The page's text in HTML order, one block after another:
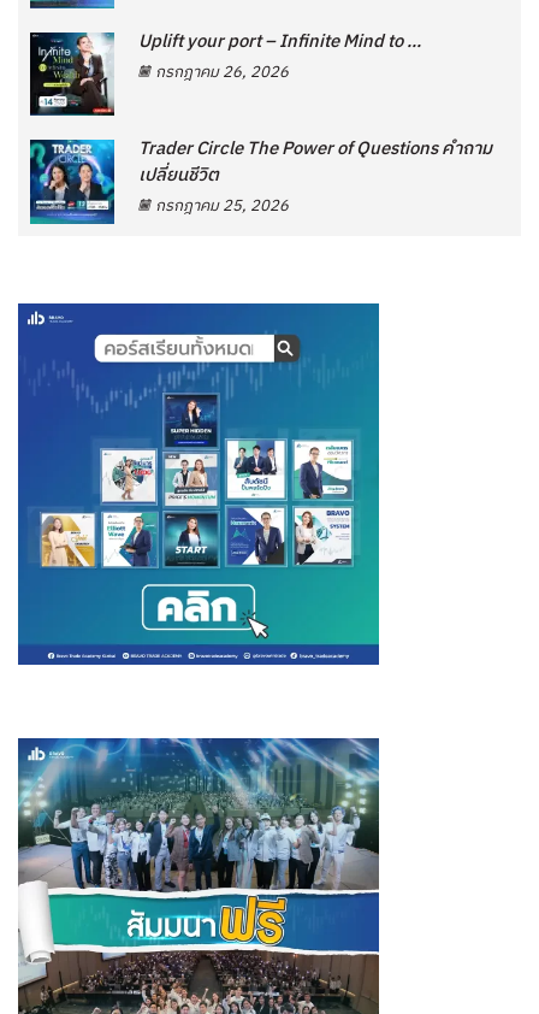
Uplift your port – Infinite Mind to ...
กรกฎาคม 26, 2026
Trader Circle The Power of Questions คำถาม
เปลี่ยนชีวิต
กรกฎาคม 25, 2026